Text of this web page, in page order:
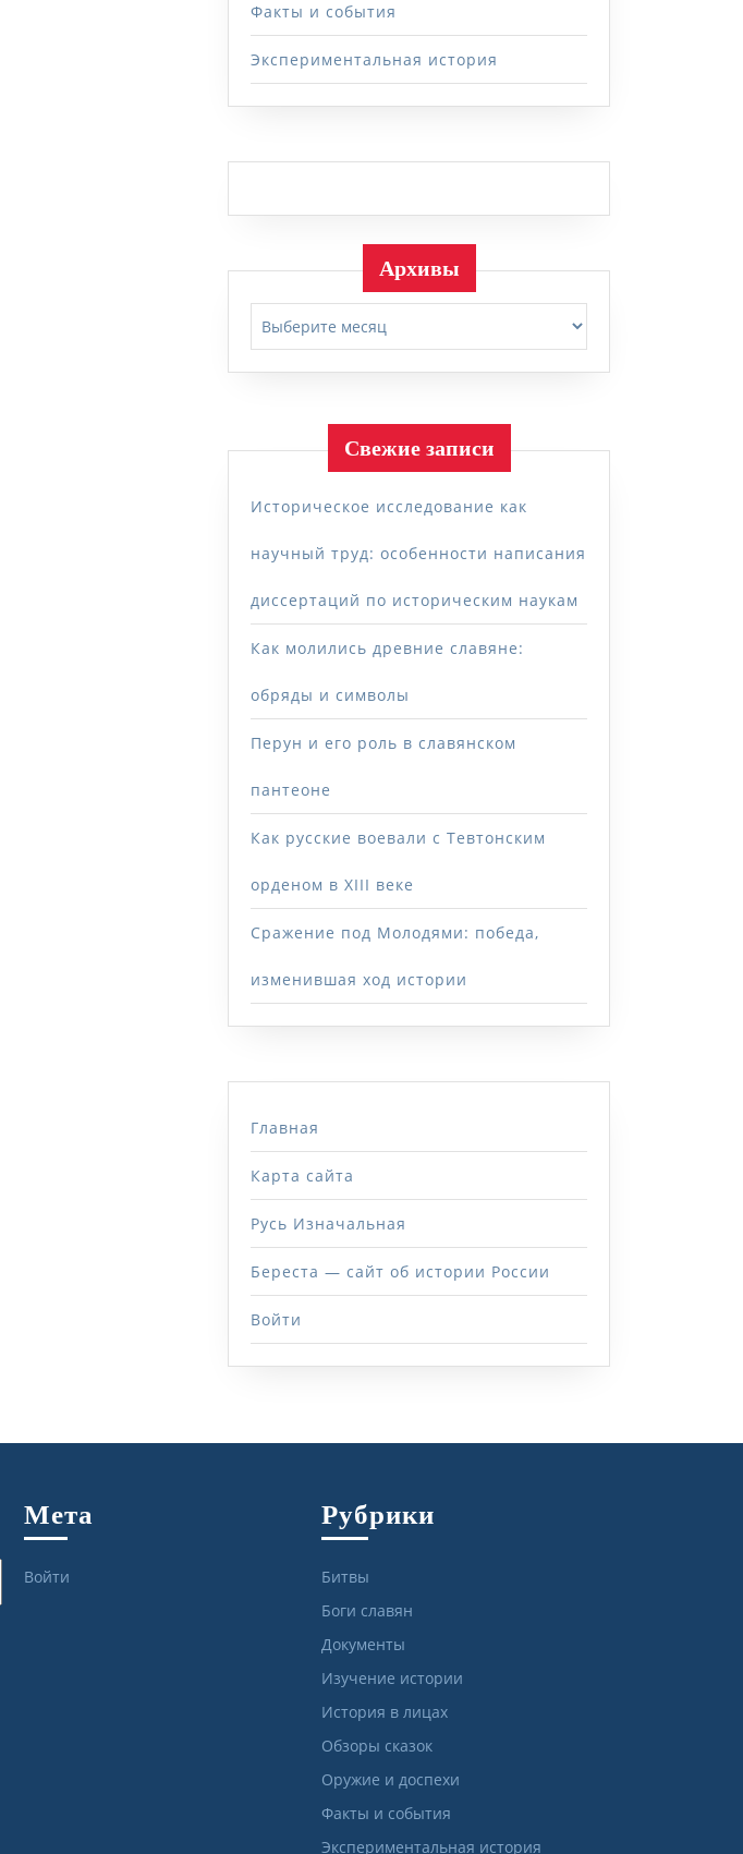
Факты и события
Экспериментальная история
Архивы
Свежие записи
Историческое исследование как
научный труд: особенности написания
диссертаций по историческим наукам
Как молились древние славяне:
обряды и символы
Перун и его роль в славянском
пантеоне
Как русские воевали с Тевтонским
орденом в XIII веке
Сражение под Молодями: победа,
изменившая ход истории
Главная
Карта сайта
Русь Изначальная
Береста — сайт об истории России
Войти
Мета
Войти
Рубрики
Битвы
Боги славян
Документы
Изучение истории
История в лицах
Обзоры сказок
Оружие и доспехи
Факты и события
Экспериментальная история